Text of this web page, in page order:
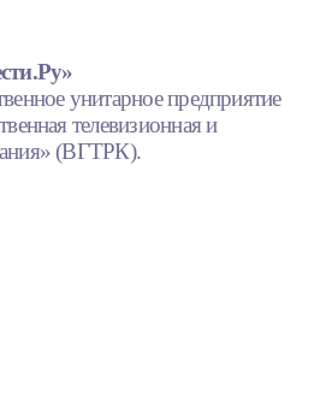
унитарное предприятие
телевизионная и
(ВГТРК).